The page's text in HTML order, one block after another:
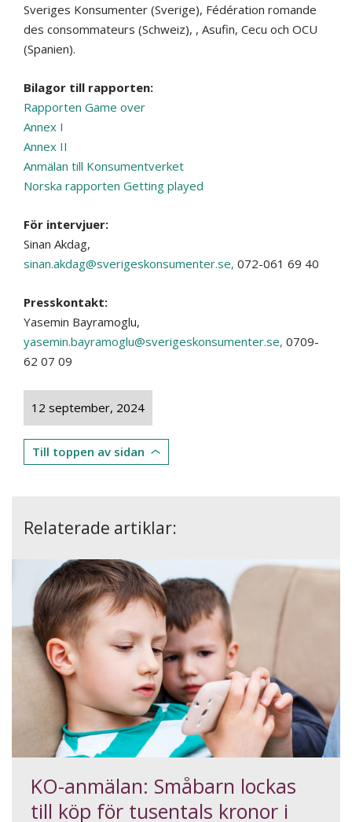
Sveriges Konsumenter (Sverige), Fédération romande
des consommateurs (Schweiz), , Asufin, Cecu och OCU
(Spanien).
Bilagor till rapporten:
Rapporten Game over
Annex I
Annex II
Anmälan till Konsumentverket
Norska rapporten Getting played
För intervjuer:
Sinan Akdag,
sinan.akdag@sverigeskonsumenter.se, 072-061 69 40
Presskontakt:
Yasemin Bayramoglu,
yasemin.bayramoglu@sverigeskonsumenter.se, 0709-
62 07 09
12 september, 2024
Till toppen av sidan
Relaterade artiklar:
KO-anmälan: Småbarn lockas
till köp för tusentals kronor i